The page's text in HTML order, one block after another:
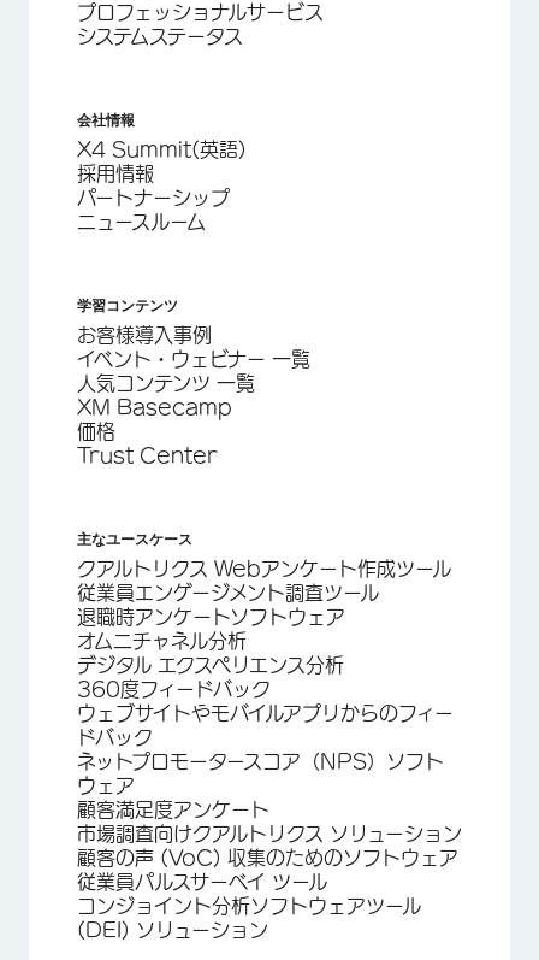
プロフェッショナルサービス
システムステータス
会社情報
X4 Summit(英語)
採用情報
パートナーシップ
ニュースルーム
学習コンテンツ
お客様導入事例
イベント・ウェビナー 一覧
人気コンテンツ 一覧
XM Basecamp
価格
Trust Center
主なユースケース
クアルトリクス Webアンケート作成ツール
従業員エンゲージメント調査ツール
退職時アンケートソフトウェア
オムニチャネル分析
デジタル エクスペリエンス分析
360度フィードバック
ウェブサイトやモバイルアプリからのフィー
ドバック
ネットプロモータースコア（NPS）ソフト
ウェア
顧客満足度アンケート
市場調査向けクアルトリクス ソリューション
顧客の声 (VoC) 収集のためのソフトウェア
従業員パルスサーベイ ツール
コンジョイント分析ソフトウェアツール
(DEI) ソリューション